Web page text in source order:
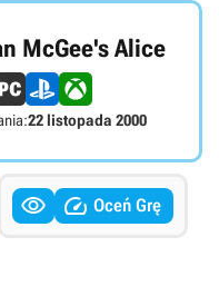
McGee's Alice
22 listopada 2000
  Oceń Grę